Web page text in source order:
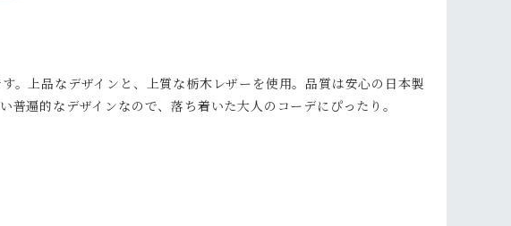
。上品なデザインと、上質な栃木レザーを使用。品質は安心の日本製
遍的なデザインなので、落ち着いた大人のコーデにぴったり。